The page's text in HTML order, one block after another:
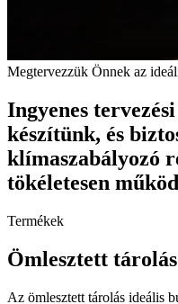
Megtervezzük Önnek az
Ingyenes
készítünk, és
klímaszabályozó
tökéletesen
Termékek
Ömlesztett tárolás
Az ömlesztett tárolás ideális